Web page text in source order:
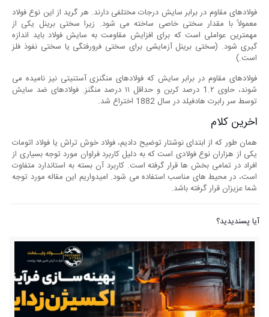
فولادهای مقاوم در برابر سایش درجات مختلفی دارند. هر گرید از این نوع فولاد
معمولاً با مقدار سختی خاصی ساخته می شود. زیرا سختی برینل یکی از
مهمترین عواملی است که برای افزایش مقاومت به سایش فولاد باید اندازه
گیری شود. (سختی برینل آزمایشی برای سختی فرورفتگی یا سختی نفوذ فلز
است.)
فولادهای مقاوم در برابر سایش که فولادهای منگنزی آستنیتی نیز نامیده می
شوند، حاوی 1.۲ درصد کربن و حداقل ۱۱ درصد منگنز. فولادهای ضد سایش
توسط سر رابرت هادفیلد در سال 1882 اختراع شد.
اخرین کلام
همان طور که از ابتدای نوشتار توضیح دادیم، فولاد خوش تراش یا فولاد اتومات
یکی از هزاران نوع فولادی است که به دلیل کاربرد فراوان مورد توجه بسیاری از
افراد در تمامی بخش ها قرار گرفته است. کاربرد آن بسته به استاندارد متفاوت
است، در محیط های مناسب استفاده می شود. امیدواریم این مقاله مورد توجه
شما عزیزان قرار گرفته باشد.
آیا پسندیدید؟